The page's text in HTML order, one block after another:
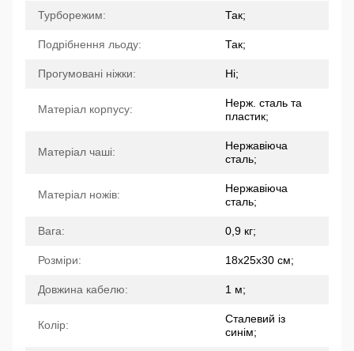
Турборежим: Так;
Подрібнення льоду: Так;
Прогумовані ніжки: Ні;
Матеріал корпусу:
Нерж. сталь та
пластик;
Матеріал чаші:
Нержавіюча
сталь;
Матеріал ножів:
Нержавіюча
сталь;
Вага: 0,9 кг;
Розміри: 18х25х30 см;
Довжина кабелю: 1 м;
Колір:
Сталевий із
синім;